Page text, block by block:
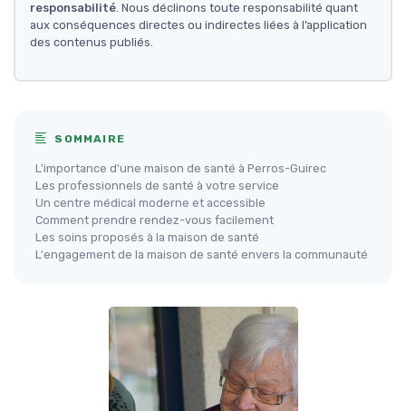
responsabilité. Nous déclinons toute responsabilité quant
aux conséquences directes ou indirectes liées à l’application
des contenus publiés.
SOMMAIRE
L'importance d'une maison de santé à Perros-Guirec
Les professionnels de santé à votre service
Un centre médical moderne et accessible
Comment prendre rendez-vous facilement
Les soins proposés à la maison de santé
L'engagement de la maison de santé envers la communauté